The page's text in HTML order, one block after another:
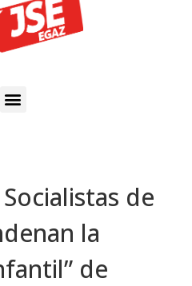
de
la
de